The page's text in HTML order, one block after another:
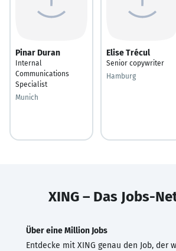
Pinar Duran
Internal
Communications
Specialist
Munich
Elise Trécul
Senior copywriter
Hamburg
XING – Das Jobs-
Über eine Million Jobs
Entdecke mit XING genau den Job, der